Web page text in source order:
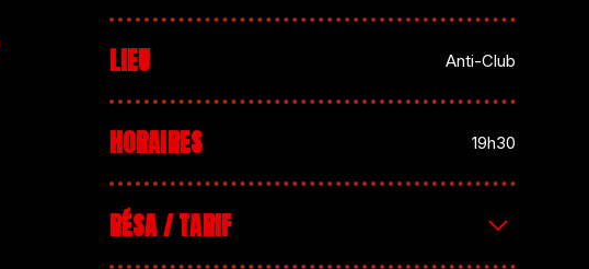
LIEU Anti-Club
HORAIRES 19h30
RÉSA / TARIF